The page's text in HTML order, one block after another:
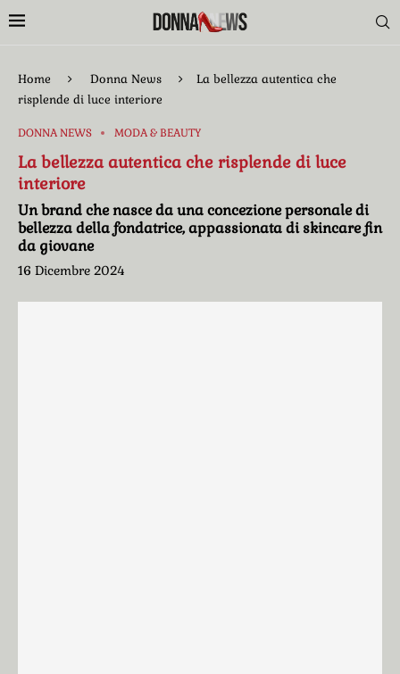
Home Donna News
La bellezza autentica che
risplende di luce interiore
DONNA NEWS MODA & BEAUTY
La bellezza autentica che risplende di luce
interiore
Un brand che nasce da una concezione personale di
bellezza della fondatrice, appassionata di skincare fin
da giovane
16 Dicembre 2024